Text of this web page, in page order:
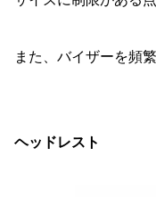
また、バイザーを頻
ヘッドレスト